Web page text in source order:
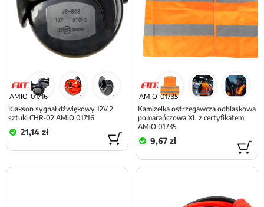
AMIO-01716
Klakson sygnał dźwiękowy 12V 2
sztuki CHR-02 AMiO 01716
21,14 zł
AMIO-01735
Kamizelka ostrzegawcza odblaskowa
pomarańczowa XL z certyfikatem
AMiO 01735
9,67 zł